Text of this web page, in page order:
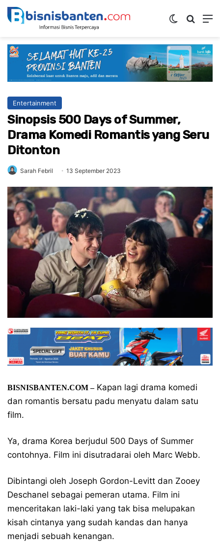
Switch skin
Entertainment
Sinopsis 500 Days of Summer,
Drama Komedi Romantis yang Seru
Ditonton
Sarah Febril 13 September 2023
BISNISBANTEN.COM –Kapan lagi drama komedi
dan romantis bersatu padu menyatu dalam satu
film.
Ya, drama Korea berjudul 500 Days of Summer
contohnya. Film ini disutradarai oleh Marc Webb.
Dibintangi oleh Joseph Gordon-Levitt dan Zooey
Deschanel sebagai pemeran utama. Film ini
menceritakan laki-laki yang tak bisa melupakan
kisah cintanya yang sudah kandas dan hanya
menjadi sebuah kenangan.